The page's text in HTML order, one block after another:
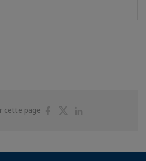
cette page
PartagerPartager